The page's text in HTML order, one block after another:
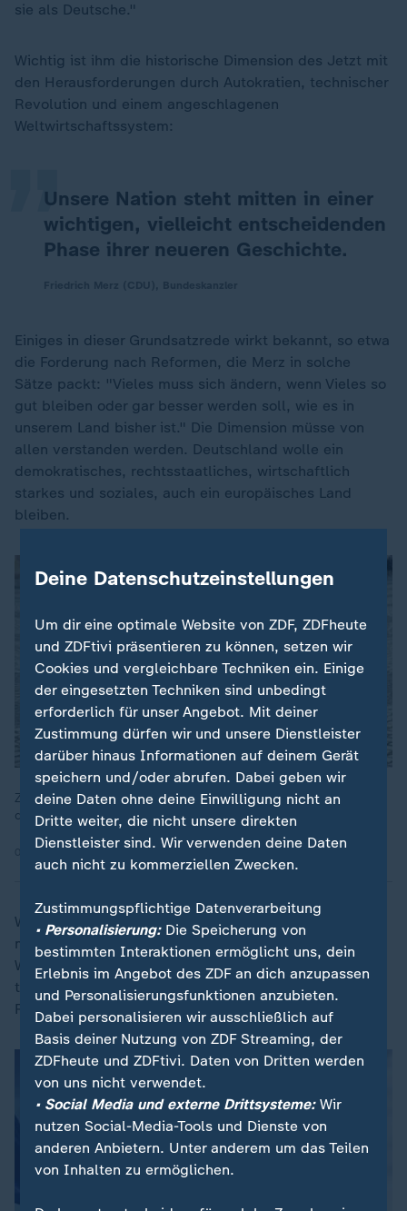
sie als Deutsche."
Wichtig ist ihm die historische Dimension des Jetzt mit
den Herausforderungen durch Autokratien, technischer
Revolution und einem angeschlagenen
Weltwirtschaftssystem:
Unsere Nation steht mitten in einer
wichtigen, vielleicht entscheidenden
Phase ihrer neueren Geschichte.
„
Einiges in dieser Grundsatzrede wirkt bekannt, so etwa
die Forderung nach Reformen, die Merz in solche
Sätze packt: "Vieles muss sich ändern, wenn Vieles so
gut bleiben oder gar besser werden soll, wie es in
unserem Land bisher ist." Die Dimension müsse von
allen verstanden werden. Deutschland wolle ein
demokratisches, rechtsstaatliches, wirtschaftlich
starkes und soziales, auch ein europäisches Land
bleiben.
Zum 35. Mal wird der Tag der Deutschen Einheit gefeiert,
dieses Jahr in der saarländischen Hauptstadt.
Wieder spricht Merz vom Ausbau der Verteidigung und
mahnt junge Leute, freiwillig Wehrdienst zu leisten.
Wieder beschwört er neue wirtschaftliche Größe durch
technologischen Fortschritt, wieder spricht er von
Reformen des Sozialstaats. Konkret wird er nicht.
Deine Datenschutzeinstellungen
Um dir eine optimale Website von ZDF, ZDFheute
und ZDFtivi präsentieren zu können, setzen wir
Cookies und vergleichbare Techniken ein. Einige
der eingesetzten Techniken sind unbedingt
erforderlich für unser Angebot. Mit deiner
Zustimmung dürfen wir und unsere Dienstleister
darüber hinaus Informationen auf deinem Gerät
speichern und/oder abrufen. Dabei geben wir
deine Daten ohne deine Einwilligung nicht an
Dritte weiter, die nicht unsere direkten
Dienstleister sind. Wir verwenden deine Daten
auch nicht zu kommerziellen Zwecken.
Zustimmungspflichtige Datenverarbeitung
• Personalisierung:Die Speicherung von
bestimmten Interaktionen ermöglicht uns, dein
Erlebnis im Angebot des ZDF an dich anzupassen
und Personalisierungsfunktionen anzubieten.
Dabei personalisieren wir ausschließlich auf
Basis deiner Nutzung von ZDF Streaming, der
ZDFheute und ZDFtivi. Daten von Dritten werden
von uns nicht verwendet.
• Social Media und externe Drittsysteme:Wir
nutzen Social-Media-Tools und Dienste von
anderen Anbietern. Unter anderem um das Teilen
von Inhalten zu ermöglichen.